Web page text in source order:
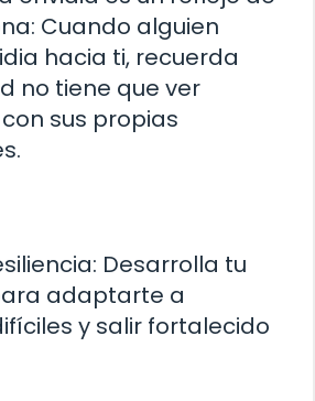
Cuando alguien
hacia ti, recuerda
no tiene que ver
sus propias
Desarrolla tu
adaptarte a
y salir fortalecido